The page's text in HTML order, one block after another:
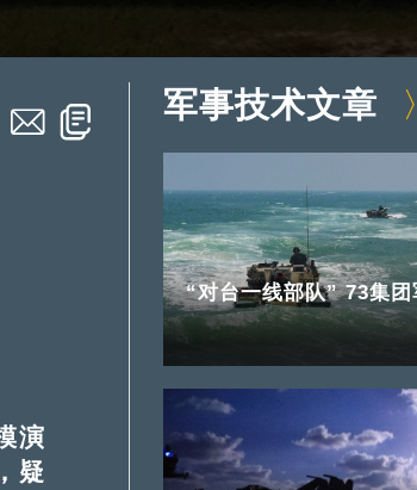
演
疑
军事技术文章
“对台一线部队” 73集团